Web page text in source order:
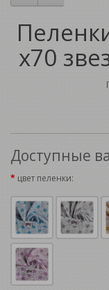
х70
Доступные
цвет пеленки: